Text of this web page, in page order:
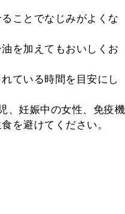
ことでなじみがよくな
を加えてもおいしくお
ている時間を目安にし
、妊娠中の女性、免疫機
を避けてください。